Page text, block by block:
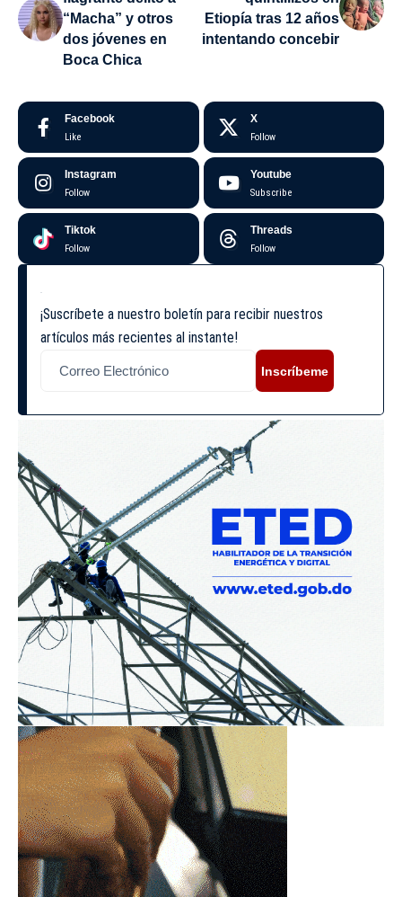
“Macha” y otros
dos jóvenes en
Boca Chica
Etiopía tras 12 años
intentando concebir
Facebook
Like
X
Follow
Instagram
Follow
Youtube
Subscribe
Tiktok
Follow
Threads
Follow
¡Suscríbete a nuestro boletín para recibir nuestros
artículos más recientes al instante!
Inscríbeme